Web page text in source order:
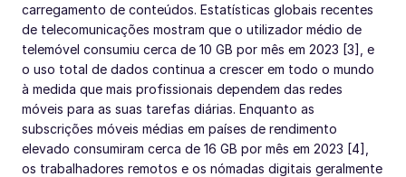
carregamento de conteúdos. Estatísticas globais recentes
de telecomunicações mostram que o utilizador médio de
telemóvel consumiu cerca de 10 GB por mês em 2023 [3], e
o uso total de dados continua a crescer em todo o mundo
à medida que mais profissionais dependem das redes
móveis para as suas tarefas diárias. Enquanto as
subscrições móveis médias em países de rendimento
elevado consumiram cerca de 16 GB por mês em 2023 [4],
os trabalhadores remotos e os nómadas digitais geralmente